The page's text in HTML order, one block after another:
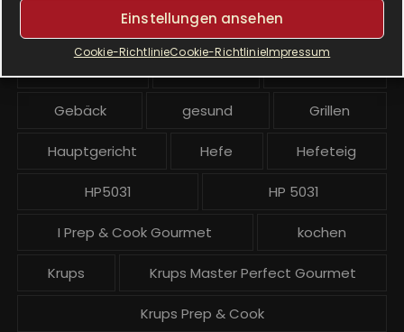
Einstellungen ansehen
Cookie-RichtlinieCookie-RichtlinieImpressum
r
cremig delikat
Gebäck gesund Grillen
Hauptgericht Hefe Hefeteig
HP5031 HP 5031
I Prep & Cook Gourmet kochen
Krups Krups Master Perfect Gourmet
Krups Prep & Cook